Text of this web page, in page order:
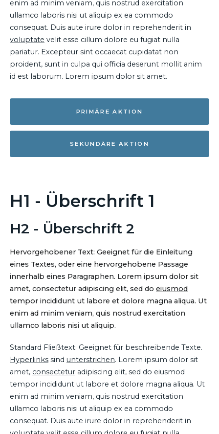
enim ad minim veniam, quis nostrud exercitation
ullamco laboris nisi ut aliquip ex ea commodo
consequat. Duis aute irure dolor in reprehenderit in
voluptate velit esse cillum dolore eu fugiat nulla
pariatur. Excepteur sint occaecat cupidatat non
proident, sunt in culpa qui officia deserunt mollit anim
id est laborum. Lorem ipsum dolor sit amet.
PRIMÄRE AKTION
SEKUNDÄRE AKTION
H1 - Überschrift 1
H2 - Überschrift 2
Hervorgehobener Text: Geeignet für die Einleitung
eines Textes, oder eine hervorgehobene Passage
innerhalb eines Paragraphen. Lorem ipsum dolor sit
amet, consectetur adipiscing elit, sed do eiusmod
tempor incididunt ut labore et dolore magna aliqua. Ut
enim ad minim veniam, quis nostrud exercitation
ullamco laboris nisi ut aliquip.
Standard Fließtext: Geeignet für beschreibende Texte.
Hyperlinks sind unterstrichen. Lorem ipsum dolor sit
amet, consectetur adipiscing elit, sed do eiusmod
tempor incididunt ut labore et dolore magna aliqua. Ut
enim ad minim veniam, quis nostrud exercitation
ullamco laboris nisi ut aliquip ex ea commodo
consequat. Duis aute irure dolor in reprehenderit in